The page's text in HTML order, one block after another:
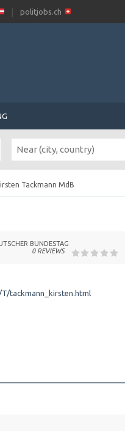
politjobs.ch
Tackmann MdB
BUNDESTAG
0 REVIEWS
tackmann_kirsten.html